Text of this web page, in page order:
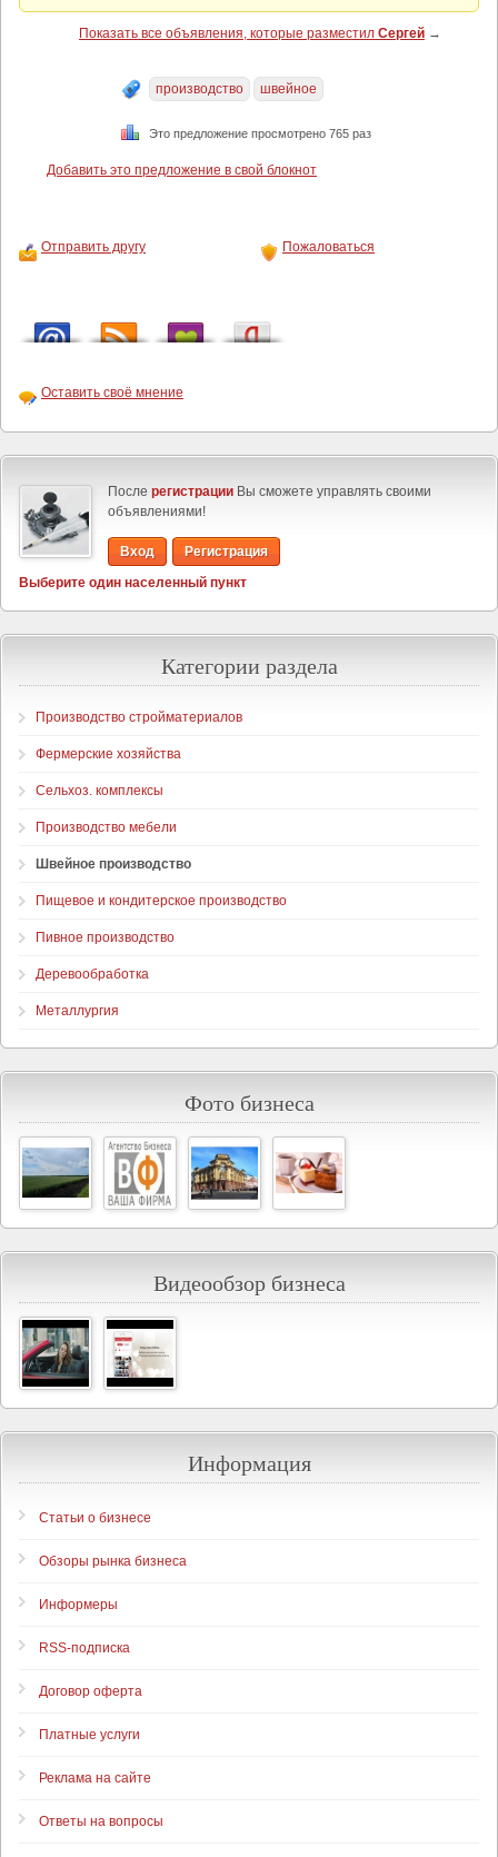
Показать все объявления, которые разместил Сергей →
производство швейное
Это предложение просмотрено 765 раз
Добавить это предложение в свой блокнот
Отправить другу Пожаловаться
Оставить своё мнение
После регистрации Вы сможете управлять своими
объявлениями!
Вход
Регистрация
Выберите один населенный пункт
Категории раздела
Производство стройматериалов
Фермерские хозяйства
Сельхоз. комплексы
Производство мебели
Швейное производство
Пищевое и кондитерское производство
Пивное производство
Деревообработка
Металлургия
Фото бизнеса
Видеообзор бизнеса
Информация
Статьи о бизнесе
Обзоры рынка бизнеса
Информеры
RSS-подписка
Договор оферта
Платные услуги
Реклама на сайте
Ответы на вопросы